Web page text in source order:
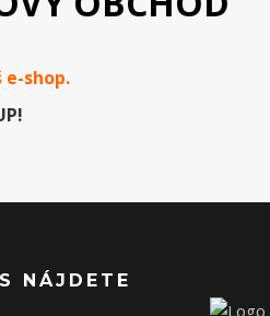
e-shop.
NÁJDETE